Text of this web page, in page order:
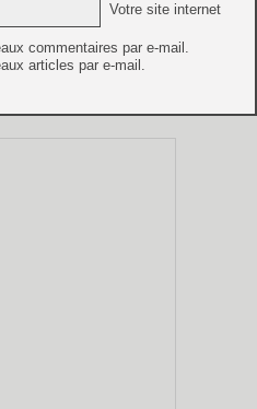
Votre site internet
commentaires par e-mail.
articles par e-mail.